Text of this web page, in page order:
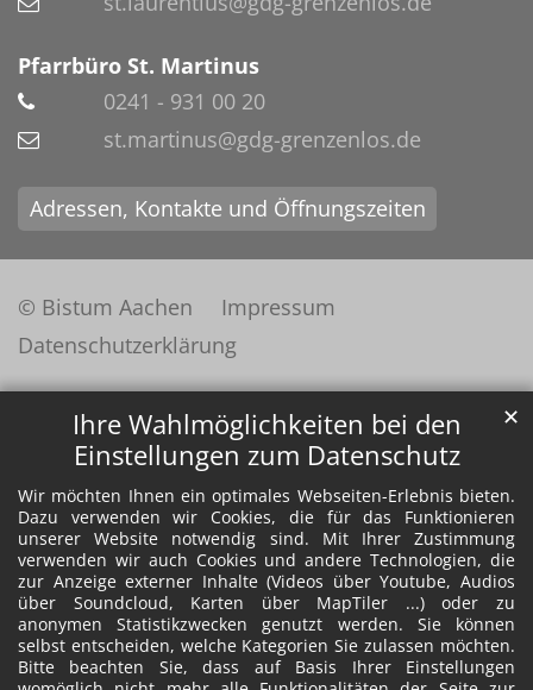
Ihre Wahlmöglichkeiten bei den
Einstellungen zum Datenschutz
Wir möchten Ihnen ein optimales Webseiten-Erlebnis bieten.
Dazu verwenden wir Cookies, die für das Funktionieren
unserer Website notwendig sind. Mit Ihrer Zustimmung
verwenden wir auch Cookies und andere Technologien, die
zur Anzeige externer Inhalte (Videos über Youtube, Audios
über Soundcloud, Karten über MapTiler ...) oder zu
anonymen Statistikzwecken genutzt werden. Sie können
selbst entscheiden, welche Kategorien Sie zulassen möchten.
Bitte beachten Sie, dass auf Basis Ihrer Einstellungen
✕
Pfarrbüro St. Martinus
0241 - 931 00 20
st.martinus@gdg-grenzenlos.de
Adressen, Kontakte und Öffnungszeiten
© Bistum Aachen
Impressum
Datenschutzerklärung